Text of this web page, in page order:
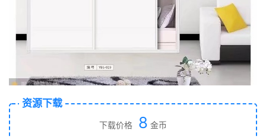
资源下载
下载价格 8 金币